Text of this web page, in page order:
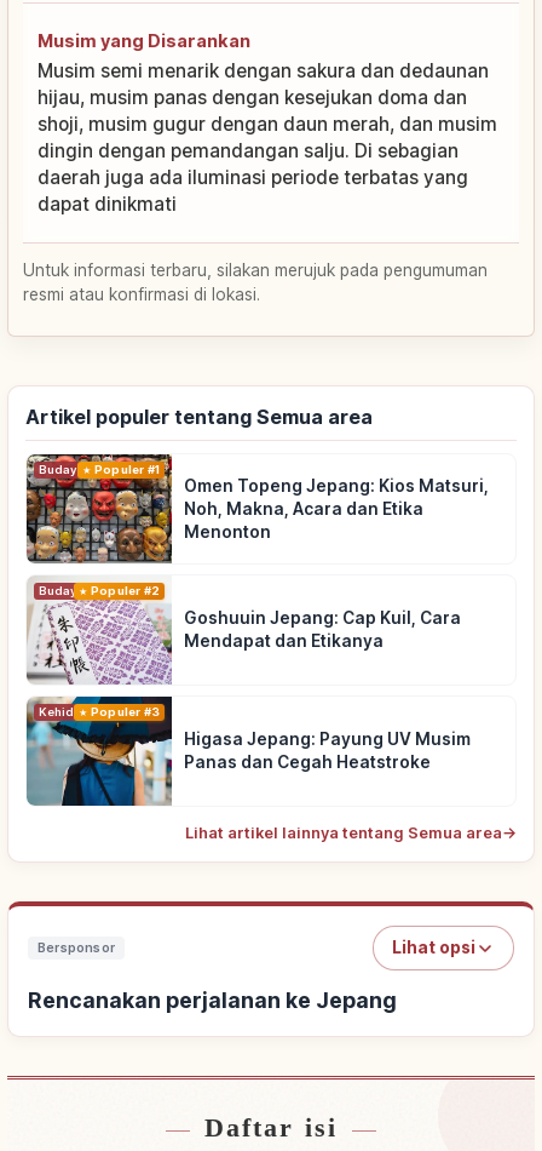
Musim yang Disarankan
Musim semi menarik dengan sakura dan dedaunan
hijau, musim panas dengan kesejukan doma dan
shoji, musim gugur dengan daun merah, dan musim
dingin dengan pemandangan salju. Di sebagian
daerah juga ada iluminasi periode terbatas yang
dapat dinikmati
Untuk informasi terbaru, silakan merujuk pada pengumuman
resmi atau konfirmasi di lokasi.
Artikel populer tentang Semua area
Budaya Tradisional
Populer #1
Omen Topeng Jepang: Kios Matsuri,
Noh, Makna, Acara dan Etika
Menonton
Budaya Tradisional
Populer #2
Goshuuin Jepang: Cap Kuil, Cara
Mendapat dan Etikanya
KehidupanPopuler #3
Higasa Jepang: Payung UV Musim
Panas dan Cegah Heatstroke
Lihat artikel lainnya tentang Semua area→
Bersponsor Lihat opsi
Rencanakan perjalanan ke Jepang
Cari penginapan dekat Jepang
Daftar isi